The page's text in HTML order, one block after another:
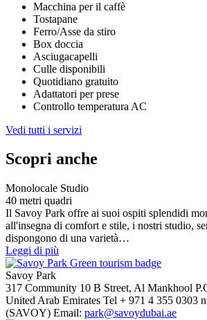
Macchina per il caffè
Tostapane
Ferro/Asse da stiro
Box doccia
Asciugacapelli
Culle disponibili
Quotidiano gratuito
Adattatori per prese
Controllo temperatura AC
Vedi tutti i servizi
Scopri anche
Monolocale Studio
40 metri quadri
Il Savoy Park offre ai suoi ospiti splendidi
all'insegna di comfort e stile, i nostri studio,
dispongono di una varietà…
Leggi di più
Savoy Park
317 Community 10 B Street, Al Mankhool
United Arab Emirates Tel + 971 4 355 0303
(SAVOY) Email: park@savoydubai.ae